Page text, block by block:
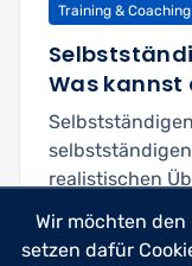
Training & Coaching
Was kannst
realistischen
Mehr lesen
Wir möchten
setzen dafür